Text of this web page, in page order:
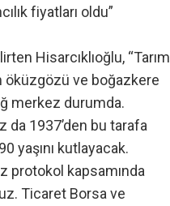
fiyatları oldu”
Hisarcıklıoğlu, “Tarım
öküzgözü ve boğazkere
merkez durumda.
da 1937’den bu tarafa
yaşını kutlayacak.
protokol kapsamında
Ticaret Borsa ve